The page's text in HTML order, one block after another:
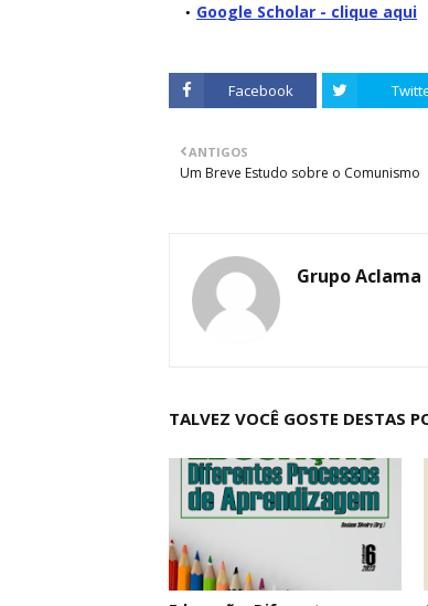
Google Scholar - clique aqui
Facebook
ANTIGOS
Um Breve Estudo sobre o Comunismo
Grupo Aclama
TALVEZ VOCÊ GOSTE DESTAS